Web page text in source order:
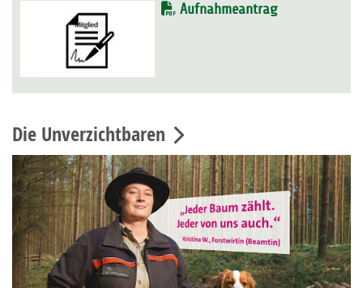
Aufnahmeantrag
Die Unverzichtbaren